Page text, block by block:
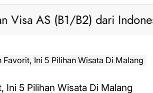
AS (B1/B2) dari Indonesiaon
Ini 5 Pilihan Wisata Di Malang